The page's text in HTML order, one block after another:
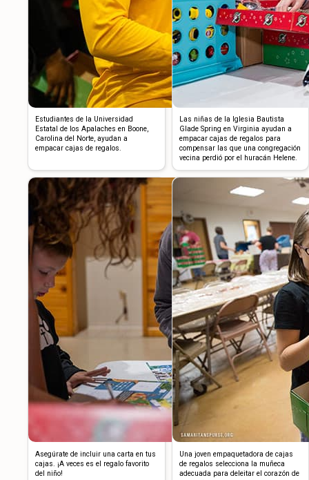
Estudiantes de la Universidad
Estatal de los Apalaches en Boone,
Carolina del Norte, ayudan a
empacar cajas de regalos.
Las niñas de la Iglesia Bautista
Glade Spring en Virginia ayudan a
empacar cajas de regalos para
compensar las que una congregación
vecina perdió por el huracán Helene.
Asegúrate de incluir una carta en tus
cajas. ¡A veces es el regalo favorito
del niño!
Una joven empaquetadora de cajas
de regalos selecciona la muñeca
adecuada para deleitar el corazón de